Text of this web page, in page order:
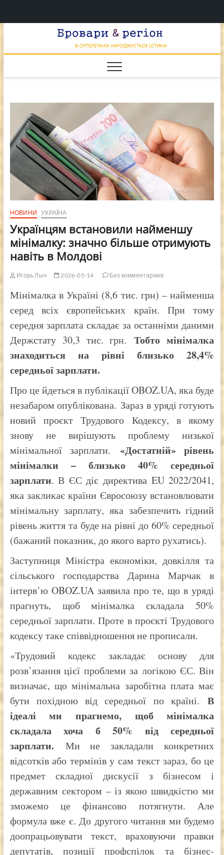
НАРОДЖУЄТЬСЯ
НОВИНИ УКРАЇНА
Українцям встановили найменшу
мінімалку: значно більше отримують
навіть в Молдові
Игорь Лыч 2026-05-14 Без комментариев
Мінімалка в Україні (8,6 тис. грн) – найменша
серед всіх європейських країн. При тому
середня зарплата складає за останніми даними
Держстату 30,3 тис. грн.Тобто мінімалка
знаходиться на рівні близько 28,4%
середньої зарплати.
Про це йдеться в публікації OBOZ.UA, яка буде
незабаром опублікована. Зараз в уряді готують
новий проєкт Трудового Кодексу, в якому
знову не вирішують проблему низької
мінімальної зарплати. «Достатній» рівень
мінімалки – близько 40% середньої
зарплати. В ЄС діє директива EU 2022/2041,
яка закликає країни Євросоюзу встановлювати
мінімальну зарплату, яка забезпечить гідний
рівень життя та буде на рівні до 60% середньої
(бажаний показник, до якого варто рухатись).
Заступниця Міністра економіки, довкілля та
сільського господарства Дарина Марчак в
інтерв’ю OBOZ.UA заявила про те, що в уряді
прагнуть, щоб мінімалка складала 50%
середньої зарплати. Проте в проєкті Трудового
кодексу таке співвідношення не прописали.
«Трудовий кодекс закладає основу для
розв’язання цієї проблеми за логікою ЄС. Він
визначає, що мінімальна заробітна плата має
бути похідною від середньої по країні. В
ідеалі ми прагнемо, щоб мінімалка
складала хоча б 50% від середньої
зарплати. Ми не закладали конкретних
відсотків або термінів у сам текст зараз, бо це
предмет складної дискусії з бізнесом і
державним сектором – із якою швидкістю ми
зможемо це фінансово потягнути. Але
формула вже є. До другого читання ми будемо
доопрацьовувати текст, враховуючи правки
депутатів, позиції профспілок та бізнес-